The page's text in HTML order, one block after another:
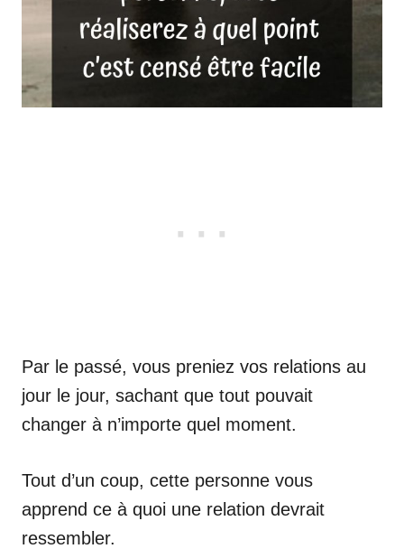
Par le passé, vous preniez vos relations au
jour le jour, sachant que tout pouvait
changer à n’importe quel moment.
Tout d’un coup, cette personne vous
apprend ce à quoi une relation devrait
ressembler.